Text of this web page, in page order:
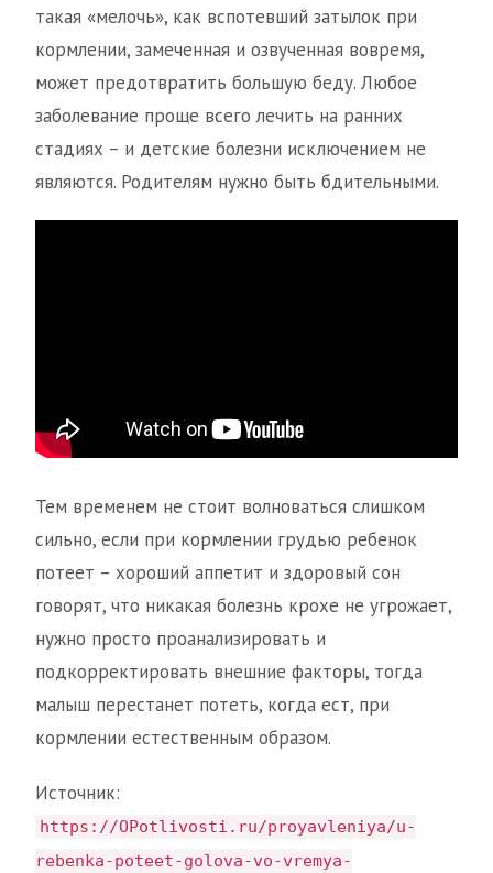
такая «мелочь», как вспотевший затылок при
кормлении, замеченная и озвученная вовремя,
может предотвратить большую беду. Любое
заболевание проще всего лечить на ранних
стадиях – и детские болезни исключением не
являются. Родителям нужно быть бдительными.
Тем временем не стоит волноваться слишком
сильно, если при кормлении грудью ребенок
потеет – хороший аппетит и здоровый сон
говорят, что никакая болезнь крохе не угрожает,
нужно просто проанализировать и
подкорректировать внешние факторы, тогда
малыш перестанет потеть, когда ест, при
кормлении естественным образом.
Источник:
https://OPotlivosti.ru/proyavleniya/u-
rebenka-poteet-golova-vo-vremya-